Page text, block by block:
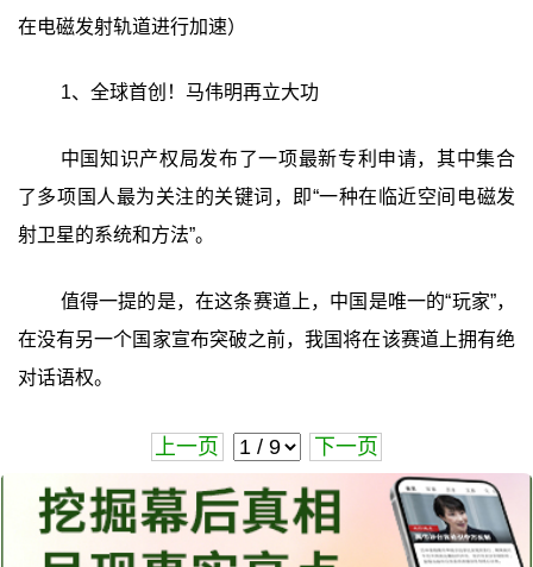
在电磁发射轨道进行加速）
1、全球首创！马伟明再立大功
中国知识产权局发布了一项最新专利申请，其中集合
了多项国人最为关注的关键词，即“一种在临近空间电磁发
射卫星的系统和方法”。
值得一提的是，在这条赛道上，中国是唯一的“玩家”，
在没有另一个国家宣布突破之前，我国将在该赛道上拥有绝
对话语权。
上一页 下一页